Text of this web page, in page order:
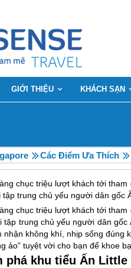
GIỚI THIỆU KHÁCH SẠN
Các Điểm Ưa Thích
chục triệu lượt khách tới
trung chủ yếu người dân gốc
chục triệu lượt khách tới
tập trung chủ yếu người dân
nhận không khí, nhịp sống đúng
ảo” tuyệt vời cho bạn để khoe
phá khu tiểu Ấn